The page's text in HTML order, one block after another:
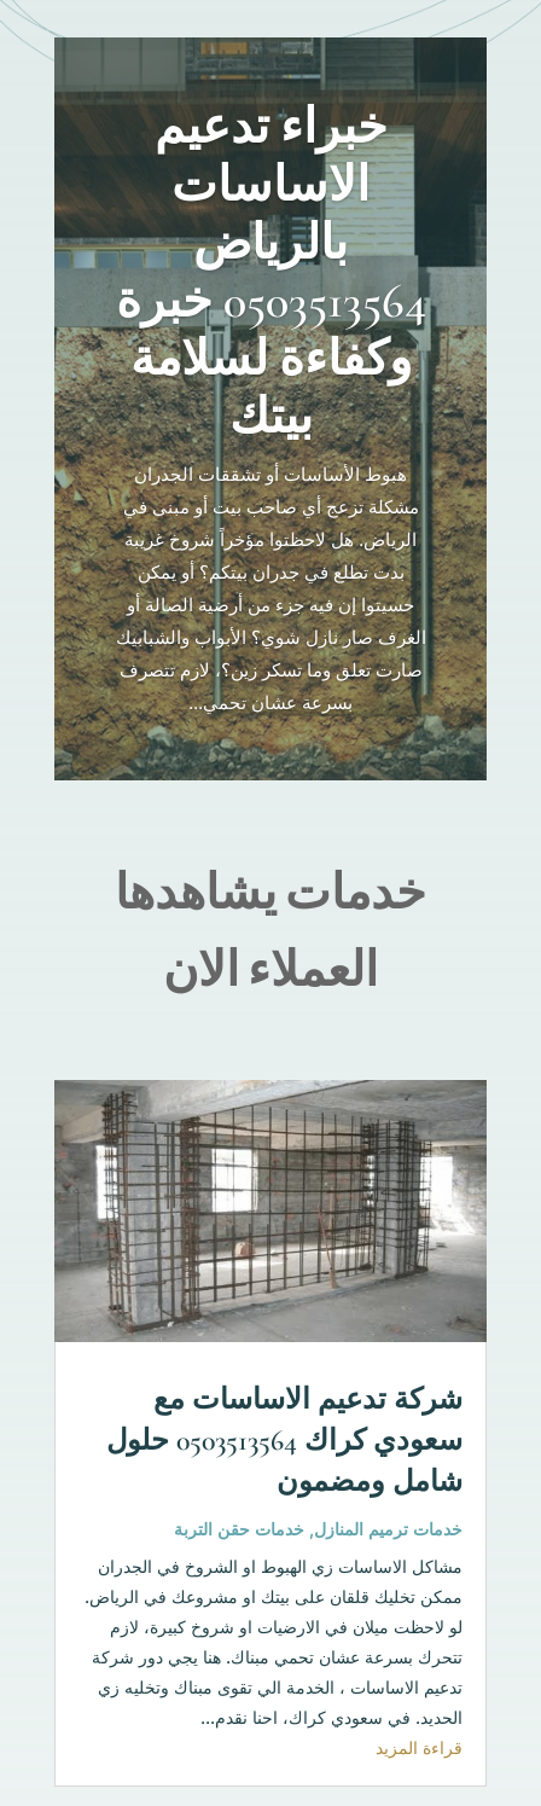
خبراء تدعيم
الاساسات
بالرياض
0503513564 خبرة
وكفاءة لسلامة
بيتك
هبوط الأساسات أو تشققات الجدران
مشكلة تزعج أي صاحب بيت أو مبنى في
الرياض. هل لاحظتوا مؤخراً شروخ غريبة
بدت تطلع في جدران بيتكم؟ أو يمكن
حسيتوا إن فيه جزء من أرضية الصالة أو
الغرف صار نازل شوي؟ الأبواب والشبابيك
صارت تعلق وما تسكر زين؟، لازم تتصرف
بسرعة عشان تحمي...
خدمات يشاهدها
العملاء الان
شركة تدعيم الاساسات مع
سعودي كراك 0503513564 حلول
شامل ومضمون
خدمات ترميم المنازل, خدمات حقن التربة
مشاكل الاساسات زي الهبوط او الشروخ في الجدران
ممكن تخليك قلقان على بيتك او مشروعك في الرياض.
لو لاحظت ميلان في الارضيات او شروخ كبيرة، لازم
تتحرك بسرعة عشان تحمي مبناك. هنا يجي دور شركة
تدعيم الاساسات ، الخدمة الي تقوى مبناك وتخليه زي
الحديد. في سعودي كراك، احنا نقدم...
قراءة المزيد